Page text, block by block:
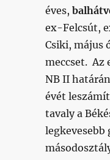
éves,
ex-Felcsút,
Csiki, május
meccset. Az
NB II
évét
tavaly a
legkevesebb